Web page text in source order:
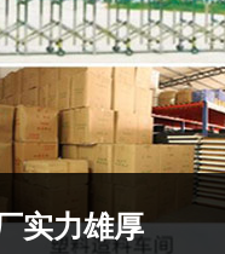
实力雄厚